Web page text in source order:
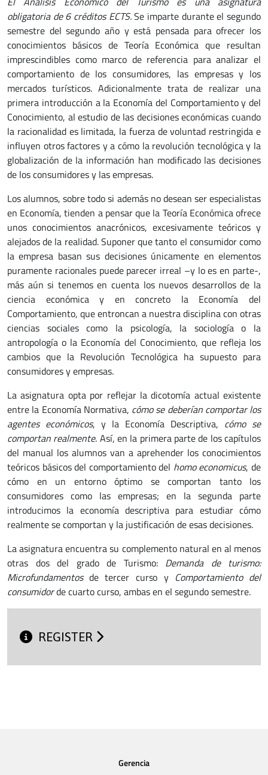
obligatoria de 6 créditos ECTS.Se imparte durante el segundo
semestre del segundo año y está pensada para ofrecer los
conocimientos básicos de Teoría Económica que resultan
imprescindibles como marco de referencia para analizar el
comportamiento de los consumidores, las empresas y los
mercados turísticos. Adicionalmente trata de realizar una
primera introducción a la Economía del Comportamiento y del
Conocimiento, al estudio de las decisiones económicas cuando
la racionalidad es limitada, la fuerza de voluntad restringida e
influyen otros factores y a cómo la revolución tecnológica y la
globalización de la información han modificado las decisiones
de los consumidores y las empresas.
Los alumnos, sobre todo si además no desean ser especialistas
en Economía, tienden a pensar que la Teoría Económica ofrece
unos conocimientos anacrónicos, excesivamente teóricos y
alejados de la realidad. Suponer que tanto el consumidor como
la empresa basan sus decisiones únicamente en elementos
puramente racionales puede parecer irreal –y lo es en parte-,
más aún si tenemos en cuenta los nuevos desarrollos de la
ciencia económica y en concreto la Economía del
Comportamiento, que entroncan a nuestra disciplina con otras
ciencias sociales como la psicología, la sociología o la
antropología o la Economía del Conocimiento, que refleja los
cambios que la Revolución Tecnológica ha supuesto para
consumidores y empresas.
La asignatura opta por reflejar la dicotomía actual existente
entre la Economía Normativa, cómo se deberían comportar los
agentes económicos, y la Economía Descriptiva, cómo se
comportan realmente. Así, en la primera parte de los capítulos
del manual los alumnos van a aprehender los conocimientos
teóricos básicos del comportamiento del homo economicus, de
cómo en un entorno óptimo se comportan tanto los
consumidores como las empresas; en la segunda parte
introducimos la economía descriptiva para estudiar cómo
realmente se comportan y la justificación de esas decisiones.
La asignatura encuentra su complemento natural en al menos
otras dos del grado de Turismo: Demanda de turismo:
Microfundamentosde tercer curso y Comportamiento del
consumidorde cuarto curso, ambas en el segundo semestre.
REGISTER
Gerencia